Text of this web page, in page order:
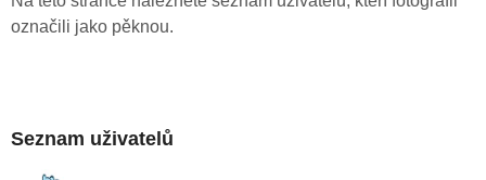
označili jako pěknou.
Seznam uživatelů